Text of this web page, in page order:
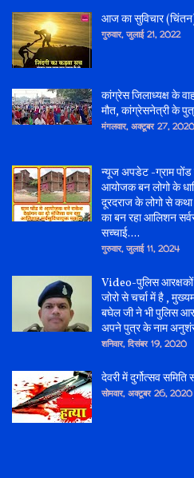
आज का सुविचार
गुरुवार, जुलाई 21, 2022
कांग्रेस जिलाध्यक्ष के
मौत, कांग्रेसनेत्री के
मंगलवार, अक्टूबर 27, 2020
न्यूज अपडेट -ग्राम पोंड
आयोजक बन लोगो के
दूरदराज के लोगो से
का बन रहा आलिशन
सच्चाई....
गुरुवार, जुलाई 11, 2024
Video-पुलिस
जोरो से चर्चा में है ,
बघेल जी ने भी पुलिस
अपने पुत्र के नाम
शनिवार, दिसंबर 19, 2020
देवरी में दुर्गोत्सव समिति
सोमवार, अक्टूबर 26, 2020